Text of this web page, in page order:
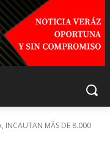
INCAUTAN MÁS DE 8.000